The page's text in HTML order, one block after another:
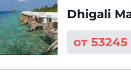
Dhigali
от